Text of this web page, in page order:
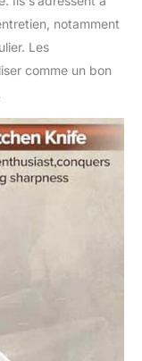
de 15
côté,
la lame
et
une
la
légumes
rasoir
être
la
notamment
Les
comme un bon